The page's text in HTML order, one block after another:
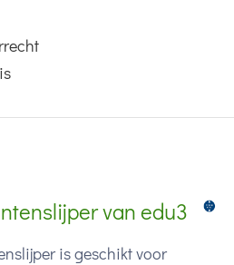
van edu3
is geschikt voor